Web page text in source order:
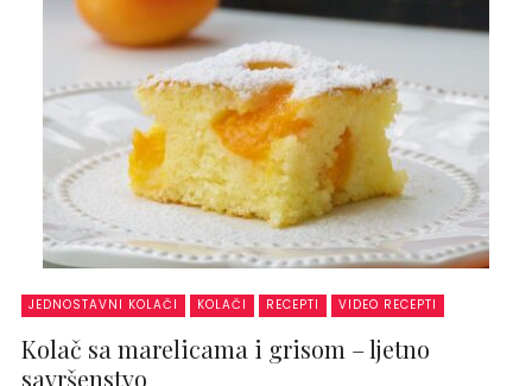
JEDNOSTAVNI KOLAČI KOLAČI RECEPTI VIDEO RECEPTI
Kolač sa marelicama i grisom – ljetno
savršenstvo